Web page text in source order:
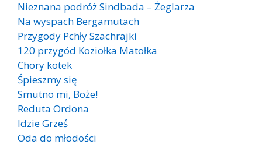
Nieznana podróż Sindbada – Żeglarza
Na wyspach Bergamutach
Przygody Pchły Szachrajki
120 przygód Koziołka Matołka
Chory kotek
Śpieszmy się
Smutno mi, Boże!
Reduta Ordona
Idzie Grześ
Oda do młodości